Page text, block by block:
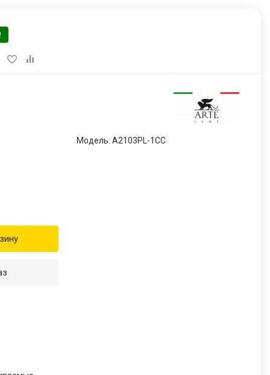
Модель: A2103PL-1CC